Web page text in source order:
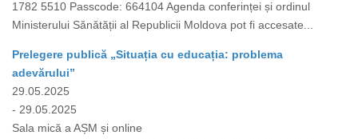
1782 5510 Passcode: 664104 Agenda conferinței și ordinul
Ministerului Sănătății al Republicii Moldova pot fi accesate...
Prelegere publică „Situația cu educația: problema
adevărului”
29.05.2025
- 29.05.2025
Sala mică a AȘM și online